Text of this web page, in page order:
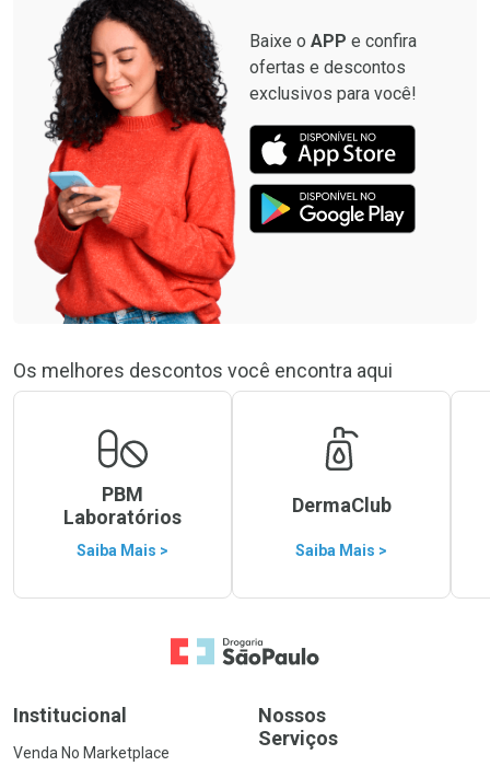
Baixe o APP e confira
ofertas e descontos
exclusivos para você!
Os melhores descontos você encontra aqui
PBM
Laboratórios
Saiba Mais >
DermaClub
Saiba Mais >
Ir para a Home
Institucional
Venda No Marketplace
Nossos
Serviços